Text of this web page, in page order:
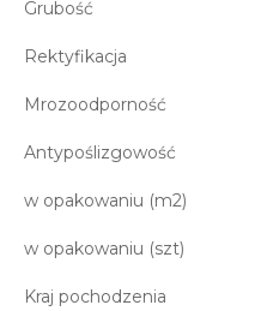
Grubość
Rektyfikacja
Mrozoodporność
Antypoślizgowość
w opakowaniu (m2)
w opakowaniu (szt)
Kraj pochodzenia